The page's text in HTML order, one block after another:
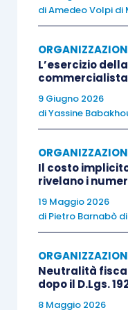
Sul piano fiscale,
base della
risoluzioni e
risoluzione
recesso
non
c. 1,
società e
diAmedeo Volpi di
L’esercizio
commercialista
9 Giugno 2026
diYassine
Il costo
rivelano i
19 Maggio 2026
di Pietro Barnabò
Neutralità
dopo il D.Lgs.
8 Maggio 2026